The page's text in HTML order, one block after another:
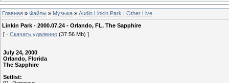
Главная » Файлы » Музыка » Audio Linkin Park | Other Live
Linkin Park - 2000.07.24 - Orlando, FL, The Sapphire
[ · Скачать удаленно (37.56 Mb) ]
July 24, 2000
Orlando, Florida
The Sapphire
Setlist: